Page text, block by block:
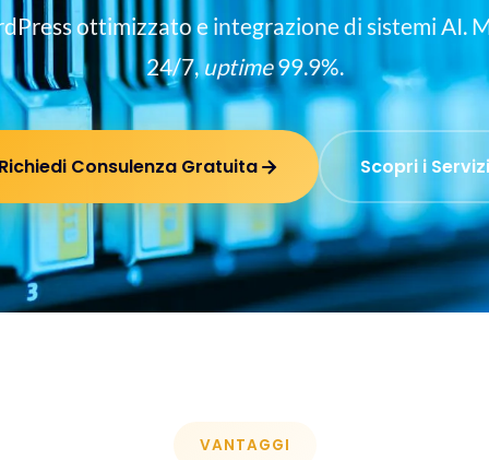
ottimizzato e integrazione di sistemi AI.
24/7,uptime99.9%.
Richiedi Consulenza Gratuita Scopri i Servizi
VANTAGGI